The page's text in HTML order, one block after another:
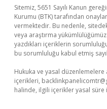
Sitemiz, 5651 Sayılı Kanun
Kurumu (BTK) tarafından
vermektedir. Bu nedenle,
veya araştırma
yazdıkları içeriklerin
bu sorumluluğu kabul etmiş
Hukuka ve yasal düzenlemelere
içerikleri,
halinde, ilgili içerikler yasal süre